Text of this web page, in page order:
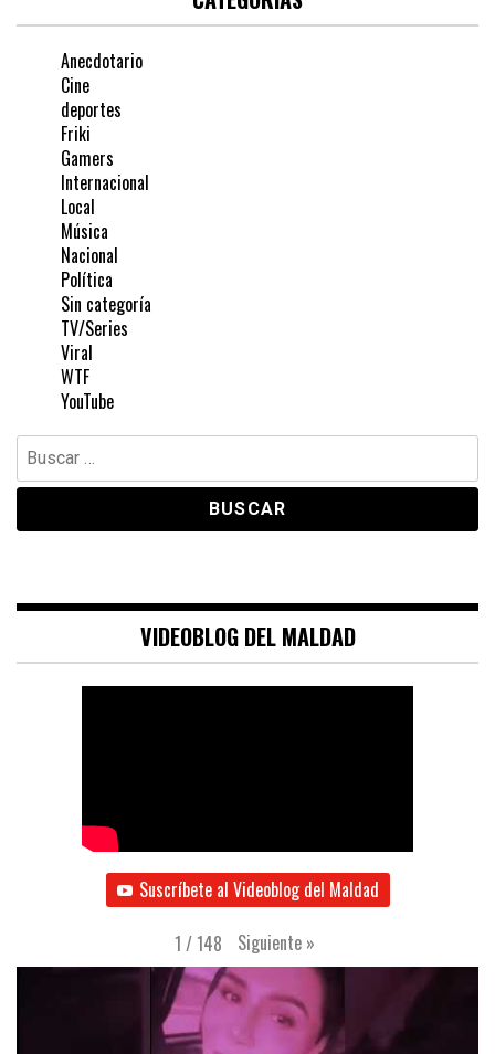
Anecdotario
Cine
deportes
Friki
Gamers
Internacional
Local
Música
Nacional
Política
Sin categoría
TV/Series
Viral
WTF
YouTube
Buscar:
VIDEOBLOG DEL MALDAD
Suscríbete al Videoblog del Maldad
1 /148 Siguiente »